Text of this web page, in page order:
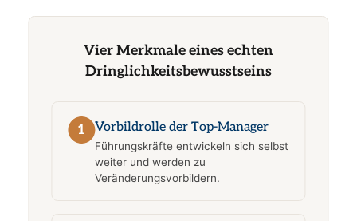
Vier Merkmale eines echten
Dringlichkeitsbewusstseins
1 Vorbildrolle der Top-Manager
Führungskräfte entwickeln sich selbst
weiter und werden zu
Veränderungsvorbildern.